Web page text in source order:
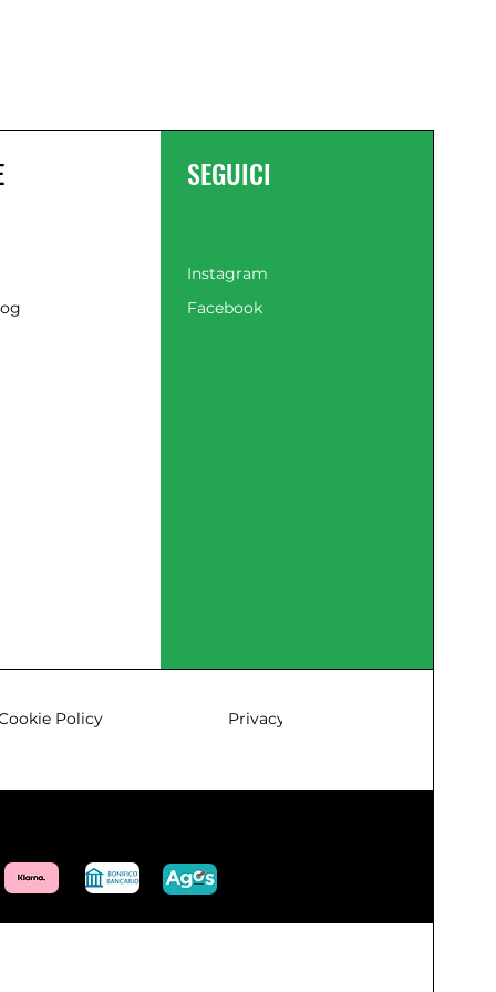
SEGUICI
Instagram
Facebook
Policy Privacy & Policy